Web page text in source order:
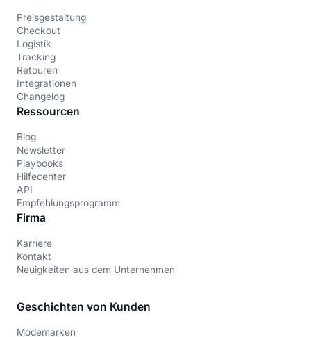
Preisgestaltung
Checkout
Logistik
Tracking
Retouren
Integrationen
Changelog
Ressourcen
Blog
Newsletter
Playbooks
Hilfecenter
API
Empfehlungsprogramm
Firma
Karriere
Kontakt
Neuigkeiten aus dem Unternehmen
Geschichten von Kunden
Modemarken